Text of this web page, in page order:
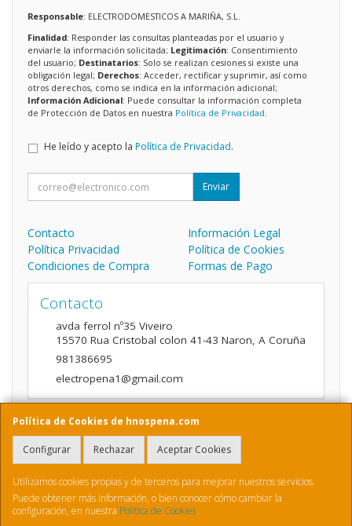
Política de Cookies de hnospena.com
Configurar Rechazar Aceptar Cookies
Utilizamos cookies propias y de terceros para mejorar nuestros servicios.
Puede obtener más información, o bien conocer cómo cambiar la
configuración, en nuestra Política de Cookies.
Responsable: ELECTRODOMESTICOS A MARIÑA, S.L.
Finalidad: Responder las consultas planteadas por el usuario y
enviarle la información solicitada; Legitimación: Consentimiento
del usuario; Destinatarios: Solo se realizan cesiones si existe una
obligación legal; Derechos: Acceder, rectificar y suprimir, así como
otros derechos, como se indica en la información adicional;
Información Adicional: Puede consultar la información completa
de Protección de Datos en nuestra Política de Privacidad
He leído y acepto la Política de Privacidad.
Enviar
Contacto
Información Legal
Política Privacidad
Política de Cookies
Condiciones de Compra
Formas de Pago
Contacto
avda ferrol nº35 Viveiro
15570 Rua Cristobal colon 41-43 Naron, A Coruña
981386695
electropena1@gmail.com
Horario
9:00 a 14:00 y de 16:00 A 20:00
, , , , España. - C.I.F.: B70410436 - Tfno: